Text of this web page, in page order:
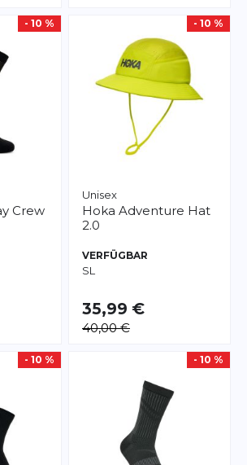
- 10 %
Crew
- 10 %
Unisex
Hoka Adventure Hat
2.0
VERFÜGBAR
SL
35,99 €
40,00 €
- 10 % - 10 %